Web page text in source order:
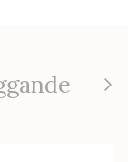
Nästa